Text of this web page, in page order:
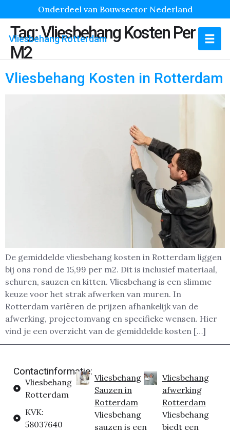
Onderdeel van Bouwsector Nederland
Vliesbehang Rotterdam
Tag:Vliesbehang Kosten Per
M2
Vliesbehang Kosten in Rotterdam
De gemiddelde vliesbehang kosten in Rotterdam liggen
bij ons rond de 15,99 per m2. Dit is inclusief materiaal,
schuren, sauzen en kitten. Vliesbehang is een slimme
keuze voor het strak afwerken van muren. In
Rotterdam variëren de prijzen afhankelijk van de
afwerking, projectomvang en specifieke wensen. Hier
vind je een overzicht van de gemiddelde kosten […]
Contactinformatie:
Vliesbehang
Rotterdam
KVK:
58037640
Vliesbehang
Sauzen in
Rotterdam
Vliesbehang
sauzen is een
Vliesbehang
afwerking
Rotterdam
Vliesbehang
biedt een